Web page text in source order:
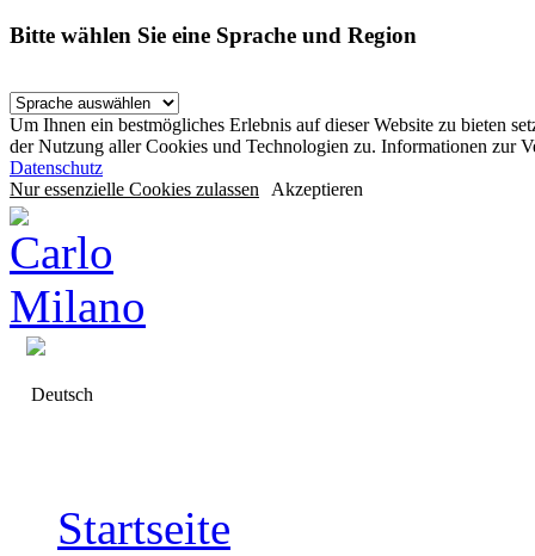
Bitte wählen Sie eine Sprache und Region
Um Ihnen ein bestmögliches Erlebnis auf dieser Website zu bieten
der Nutzung aller Cookies und Technologien zu. Informationen zur
Datenschutz
Nur essenzielle Cookies zulassen Akzeptieren
Deutsch
Startseite